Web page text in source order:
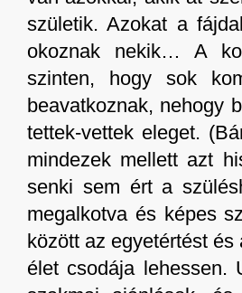
születik. Azokat a
okoznak nekik… A
szinten, hogy sok
beavatkoznak, nehogy
tettek-vettek eleget.
mindezek mellett azt
senki sem ért a
megalkotva és képes
között az egyetértést
élet csodája lehessen.